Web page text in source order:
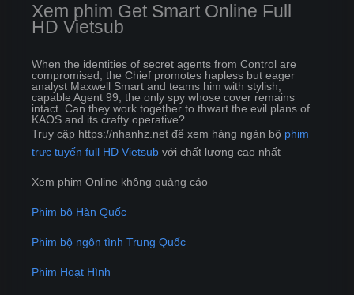
Xem phim Get Smart Online Full
HD Vietsub
When the identities of secret agents from Control are
compromised, the Chief promotes hapless but eager
analyst Maxwell Smart and teams him with stylish,
capable Agent 99, the only spy whose cover remains
intact. Can they work together to thwart the evil plans of
KAOS and its crafty operative?
Truy cập https://nhanhz.net để xem hàng ngàn bộ phim
trực tuyến full HD Vietsub với chất lượng cao nhất
Xem phim Online không quảng cáo
Phim bộ Hàn Quốc
Phim bộ ngôn tình Trung Quốc
Phim Hoạt Hình